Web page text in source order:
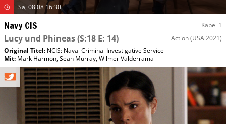
Sa, 08.08 16:30
Navy CIS Kabel 1
Lucy und Phineas(S:18 E: 14) Action(USA 2021)
Original Titel: NCIS: Naval Criminal Investigative Service
Mit: Mark Harmon,Sean Murray,Wilmer Valderrama